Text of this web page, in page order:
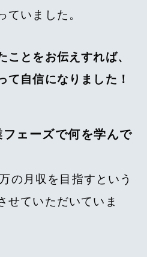
ていました。
ことをお伝えすれば、
て自信になりました！
ェーズで何を学んで
の月収を目指すという
せていただいていま